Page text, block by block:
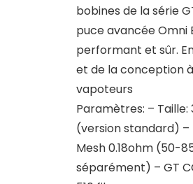
bobines de la série
puce avancée Omni
performant et sûr.
et de la conception
vapoteurs
Paramètres: –
(version standard) –
Mesh 0.18ohm (50-
séparément) – GT